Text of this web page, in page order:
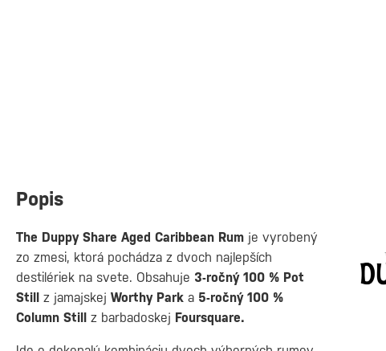
Popis
The Duppy Share Aged Caribbean Rum je vyrobený
zo zmesi, ktorá pochádza z dvoch najlepších
destilériek na svete. Obsahuje 3-ročný 100 % Pot
Still z jamajskej Worthy Park a 5-ročný 100 %
Column Still z barbadoskej Foursquare.